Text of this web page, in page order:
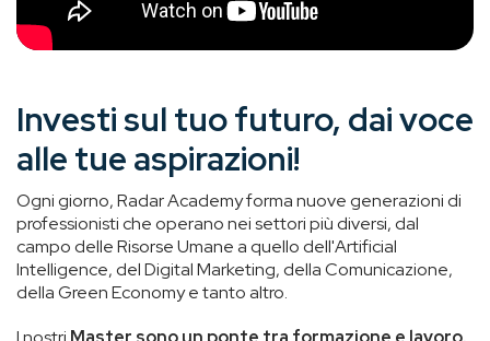
Investi sul tuo futuro, dai voce
alle tue aspirazioni!
Ogni giorno, Radar Academy forma nuove generazioni di
professionisti che operano nei settori più diversi, dal
campo delle Risorse Umane a quello dell'Artificial
Intelligence, del Digital Marketing, della Comunicazione,
della Green Economy e tanto altro.